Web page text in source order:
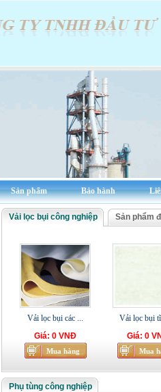
Sản phẩm Bảo hành
Vải lọc bụi công nghiệp Sản phẩm
Vải lọc bụi các ...
Giá: 0 VNĐ
Vải lọc bụi
Giá: 0
Phụ tùng công nghiệp